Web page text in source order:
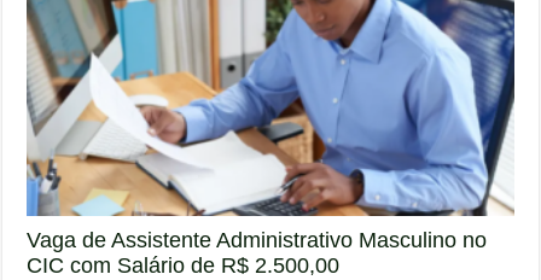
Vaga de Assistente Administrativo Masculino no
CIC com Salário de R$ 2.500,00